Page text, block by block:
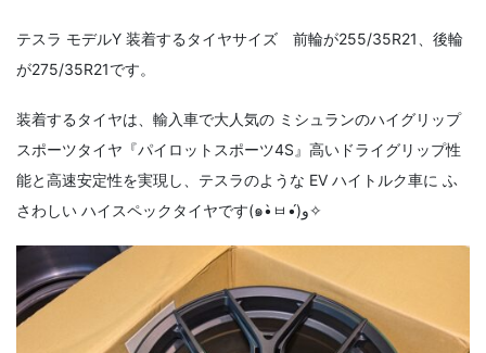
テスラ モデルY 装着するタイヤサイズ 前輪が255/35R21、後輪
が275/35R21です。
装着するタイヤは、輸入車で大人気の ミシュランのハイグリップ
スポーツタイヤ『パイロットスポーツ4S』高いドライグリップ性
能と高速安定性を実現し、テスラのような EV ハイトルク車に ふ
さわしい ハイスペックタイヤです(๑•̀ㅂ•́)و✧